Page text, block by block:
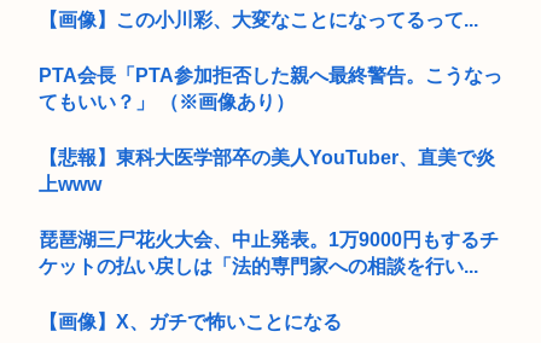
【画像】この小川彩、大変なことになってるって...
PTA会長「PTA参加拒否した親へ最終警告。こうなっ
てもいい？」 （※画像あり）
【悲報】東科大医学部卒の美人YouTuber、直美で炎
上www
琵琶湖三尸花火大会、中止発表。1万9000円もするチ
ケットの払い戻しは「法的専門家への相談を行い...
【画像】X、ガチで怖いことになる